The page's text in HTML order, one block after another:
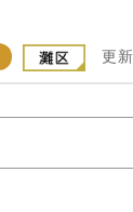
更